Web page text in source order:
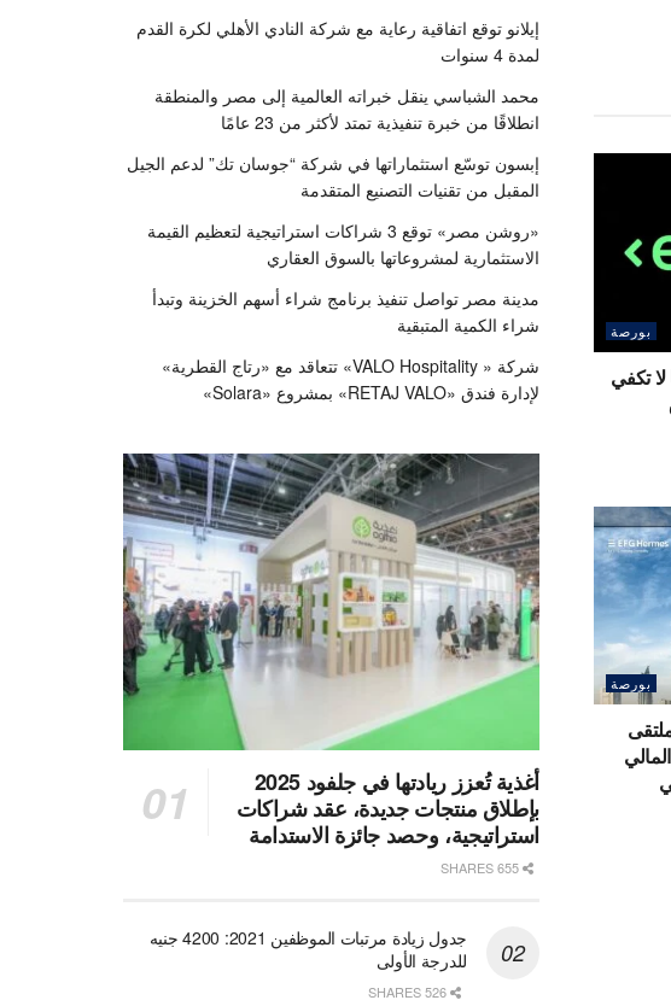
بورصة
تكفي
بورصة
إيلانو توقع اتفاقية رعاية مع شركة النادي الأهلي لكرة القدم
لمدة 4 سنوات
محمد الشباسي ينقل خبراته العالمية إلى مصر والمنطقة
انطلاقًا من خبرة تنفيذية تمتد لأكثر من 23 عامًا
إبسون توسّع استثماراتها في شركة “جوسان تك” لدعم الجيل
المقبل من تقنيات التصنيع المتقدمة
«روشن مصر» توقع 3 شراكات استراتيجية لتعظيم القيمة
الاستثمارية لمشروعاتها بالسوق العقاري
مدينة مصر تواصل تنفيذ برنامج شراء أسهم الخزينة وتبدأ
شراء الكمية المتبقية
شركة « VALO Hospitality» تتعاقد مع «رتاج القطرية»
لإدارة فندق «RETAJ VALO» بمشروع «Solara»
أغذية تُعزز ريادتها في جلفود 2025
بإطلاق منتجات جديدة، عقد شراكات
استراتيجية، وحصد جائزة الاستدامة
جدول زيادة مرتبات الموظفين 2021: 4200 جنيه
للدرجة الأولى